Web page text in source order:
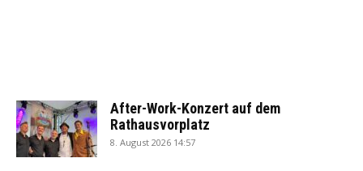
After-Work-Konzert auf dem
Rathausvorplatz
8. August 2026 14:57